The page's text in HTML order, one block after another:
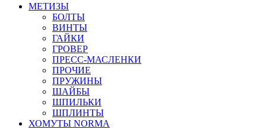
МЕТИЗЫ
БОЛТЫ
ВИНТЫ
ГАЙКИ
ГРОВЕР
ПРЕСС-МАСЛЕНКИ
ПРОЧИЕ
ПРУЖИНЫ
ШАЙБЫ
ШПИЛЬКИ
ШПЛИНТЫ
ХОМУТЫ NORMA